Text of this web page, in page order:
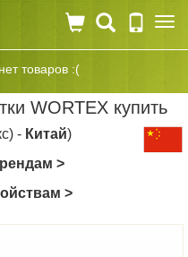
товаров :(
WORTEX купить
- Китай)
>
>